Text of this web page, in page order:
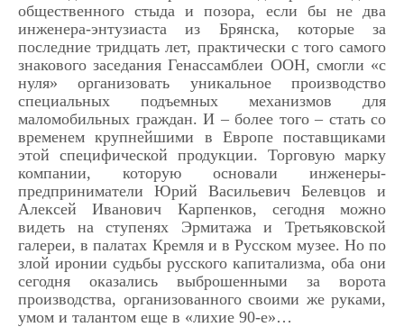
общественного стыда и позора, если бы не два
инженера-энтузиаста из Брянска, которые за
последние тридцать лет, практически с того самого
знакового заседания Генассамблеи ООН, смогли «с
нуля» организовать уникальное производство
специальных подъемных механизмов для
маломобильных граждан. И – более того – стать со
временем крупнейшими в Европе поставщиками
этой специфической продукции. Торговую марку
компании, которую основали инженеры-
предприниматели Юрий Васильевич Белевцов и
Алексей Иванович Карпенков, сегодня можно
видеть на ступенях Эрмитажа и Третьяковской
галереи, в палатах Кремля и в Русском музее. Но по
злой иронии судьбы русского капитализма, оба они
сегодня оказались выброшенными за ворота
производства, организованного своими же руками,
умом и талантом еще в «лихие 90-е»…